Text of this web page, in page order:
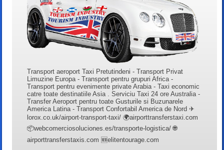
Transport aeroport Taxi Pretutindeni - Transport Privat
Limuzine Europa - Transport pentru grupuri Africa -
Transport pentru evenimente private Arabia - Taxi economic
catre toate destinatiile Asia . Serviciu Taxi 24 ore Australia -
Transfer Aeroport pentru toate Gusturile si Buzunarele
America Latina - Transport Confortabil America de Nord ✈
lorox.co.uk/airport-transport-taxi/ 🌍airporttransferstaxi.com
📦webcomerciosoluciones.es/transporte-logistica/ 🌐
airporttransferstaxis.com 🆕elitentourage.com